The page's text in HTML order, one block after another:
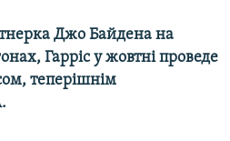
Джо Байдена на
Гарріс у жовтні проведе
теперішнім